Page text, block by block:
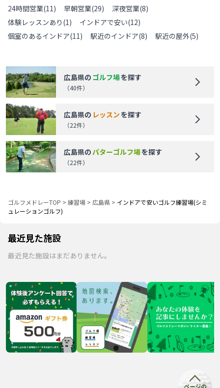
24時間営業(11) 早朝営業(29) 深夜営業(8)
体験レッスンあり (1) インドアで安い(12)
個室のあるインドア(11) 駅近のインドア(8) 駅近の屋外(5)
広島県の ゴルフ場を探す
（40件）
広島県の レッスンを探す
（22件）
広島県のパターゴルフ場を探す
（22件）
ゴルフメドレーTOP > 練習場 > 広島県 > インドアで安いゴルフ練習場(シミ
ュレーションゴルフ)
最近見た施設
最近見た施設はまだありません。